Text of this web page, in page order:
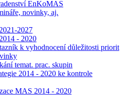
EnKoMAS
novinky, aj.
2027
- 2020
k vyhodnocení důležitosti priorit
temat. prac. skupin
2014 - 2020 ke kontrole
MAS 2014 - 2020